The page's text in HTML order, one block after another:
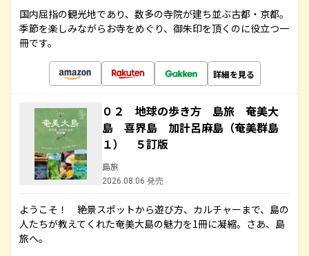
国内屈指の観光地であり、数多の寺院が建ち並ぶ古都・京都。
季節を楽しみながらお寺をめぐり、御朱印を頂くのに役立つ一
冊です。
詳細を見る
０２ 地球の歩き方 島旅 奄美大
島 喜界島 加計呂麻島（奄美群島
１） ５訂版
島旅
2026.08.06 発売
ようこそ！ 絶景スポットから遊び方、カルチャーまで、島の
人たちが教えてくれた奄美大島の魅力を1冊に凝縮。さあ、島
旅へ。